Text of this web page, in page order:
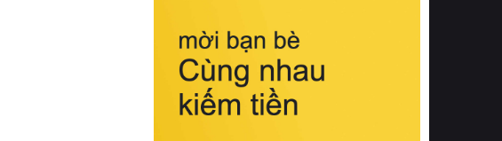
hồi chuẩn xác của phần đệm nâng đỡ
cột sống.
Bên cạnh đó, việc lựa chọn các dòng
sản phẩm đạt chuẩn chất lượng quốc
tế còn giúp ngăn ngừa tình trạng kích